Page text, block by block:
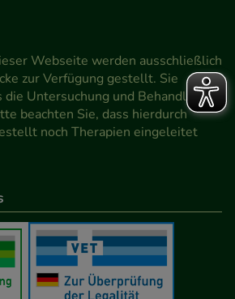
Webseite werden ausschließlich
zur Verfügung gestellt. Sie
Untersuchung und Behandlung
beachten Sie, dass hierdurch
noch Therapien eingeleitet